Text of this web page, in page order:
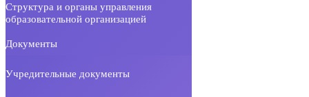
Структура и органы управления
образовательной организацией
Документы
Учредительные документы